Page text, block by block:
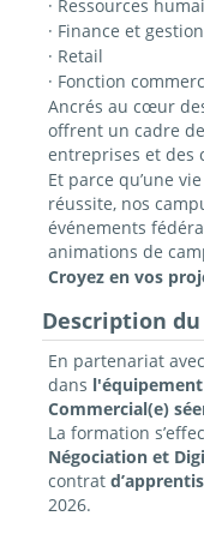
· Ressources
· Finance et
· Retail
· Fonction
Ancrés au cœur
offrent un cadre
entreprises et des
Et parce qu’une
réussite, nos
événements
animations de
Croyez en vos
Description
En partenariat
dans
Commercial(e)
La formation
Négociation et
contrat
2026.